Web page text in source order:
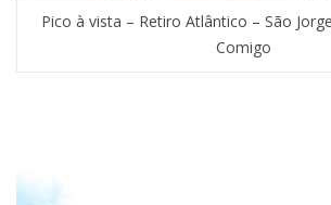
Pico à vista – Retiro Atlântico – São
Comigo